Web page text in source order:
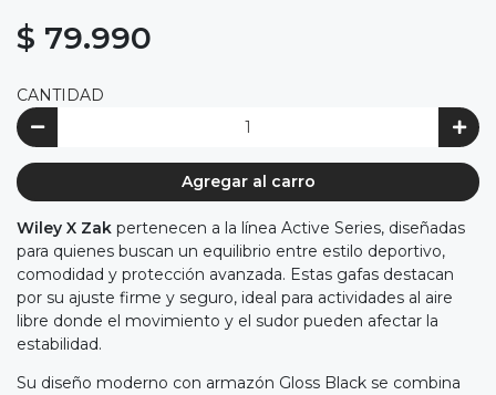
$ 79.990
CANTIDAD
Agregar al carro
Wiley X Zak pertenecen a la línea Active Series, diseñadas
para quienes buscan un equilibrio entre estilo deportivo,
comodidad y protección avanzada. Estas gafas destacan
por su ajuste firme y seguro, ideal para actividades al aire
libre donde el movimiento y el sudor pueden afectar la
estabilidad.
Su diseño moderno con armazón Gloss Black se combina